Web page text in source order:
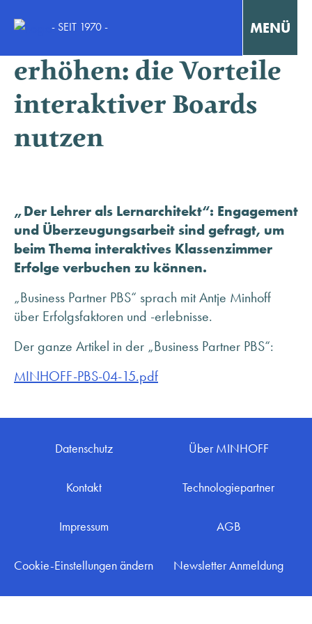
- SEIT 1970 - MENÜ
Interaktiv Lernen
Konzentriert Arbeiten
Fallstudien / Case-Studies
KONTAKT
ANFRAGE SENDEN
ÜBER MINHOFF
BLOG
NEWSLETTER ANMELDUNG
Den Lerneffekt
erhöhen: die Vorteile
interaktiver Boards
nutzen
„Der Lehrer als Lernarchitekt“: Engagement
und Überzeugungsarbeit sind gefragt, um
beim Thema interaktives Klassenzimmer
Erfolge verbuchen zu können.
„Business Partner PBS“ sprach mit Antje Minhoff
über Erfolgsfaktoren und -erlebnisse.
Der ganze Artikel in der „Business Partner PBS“:
MINHOFF-PBS-04-15.pdf
Datenschutz Über MINHOFF
Kontakt Technologiepartner
Impressum AGB
Cookie-Einstellungen ändern Newsletter Anmeldung